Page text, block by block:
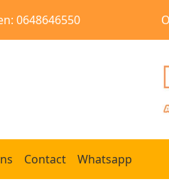
0648646550
Contact Whatsapp